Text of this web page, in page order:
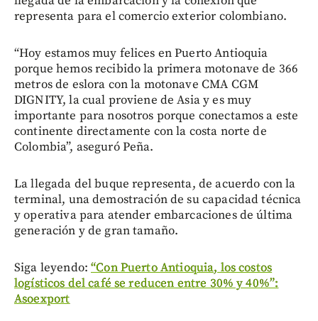
representa para el comercio exterior colombiano.
“Hoy estamos muy felices en Puerto Antioquia
porque hemos recibido la primera motonave de 366
metros de eslora con la motonave CMA CGM
DIGNITY, la cual proviene de Asia y es muy
importante para nosotros porque conectamos a este
continente directamente con la costa norte de
Colombia”, aseguró Peña.
La llegada del buque representa, de acuerdo con la
terminal, una demostración de su capacidad técnica
y operativa para atender embarcaciones de última
generación y de gran tamaño.
Siga leyendo:“Con Puerto Antioquia, los costos
logísticos del café se reducen entre 30% y 40%”:
Asoexport